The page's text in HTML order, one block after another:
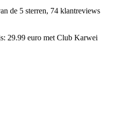
de 5 sterren, 74 klantreviews
29.99 euro met Club Karwei